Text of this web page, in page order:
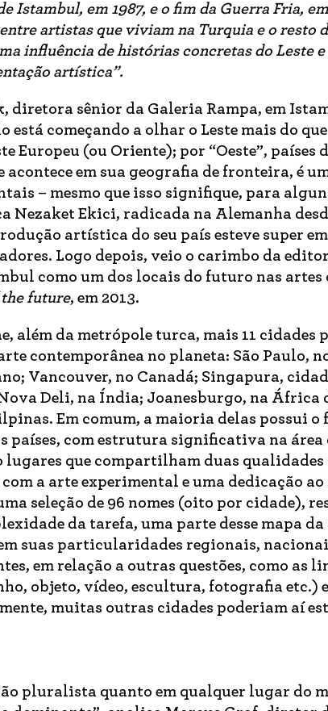
Istambul, em 1987, e o fim da Guerra Fria,
artistas que viviam na Turquia e o resto
influência de histórias concretas do Leste
artística”.
diretora sênior da Galeria Rampa, em
está começando a olhar o Leste mais do
Europeu (ou Oriente); por “Oeste”, países
acontece em sua geografia de fronteira, é
– mesmo que isso signifique, para
Nezaket Ekici, radicada na Alemanha
artística do seu país esteve super
Logo depois, veio o carimbo da
como um dos locais do futuro nas artes
future, em 2013.
além da metrópole turca, mais 11 cidades
contemporânea no planeta: São Paulo,
Vancouver, no Canadá; Singapura,
Deli, na Índia; Joanesburgo, na África
Em comum, a maioria delas possui o
países, com estrutura significativa na área
lugares que compartilham duas
a arte experimental e uma dedicação ao
seleção de 96 nomes (oito por cidade),
da tarefa, uma parte desse mapa
suas particularidades regionais,
em relação a outras questões, como as
objeto, vídeo, escultura, fotografia etc.)
muitas outras cidades poderiam aí
pluralista quanto em qualquer lugar do